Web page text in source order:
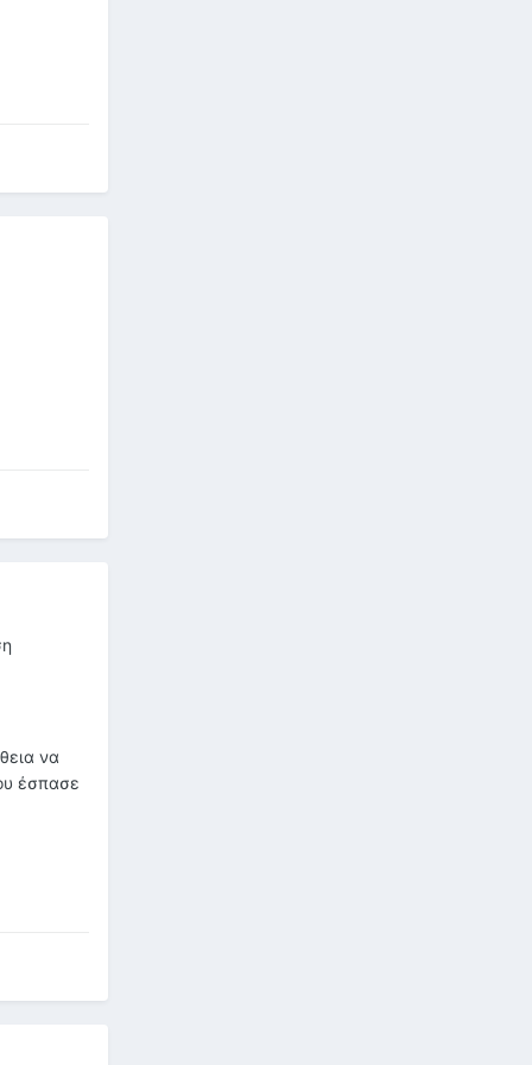
να
έσπασε